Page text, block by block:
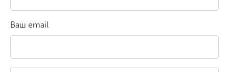
Ваш email